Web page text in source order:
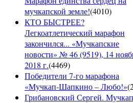
мучкапской земле!(4010)
КТО БЫСТРЕЕ?
Легкоатлетический марафон
закончился... «Мучкапские
новости» № 46 (9519), 14
2018 г.(4469)
Победители 7-го марафона
«Мучкап-Шапкино – Любо!»(
Грибановский Сергей.